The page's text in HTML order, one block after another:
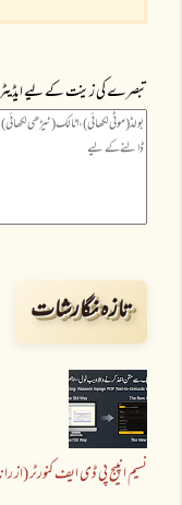
تبصرے کی زینت کے لیے ایڈیٹر
تازہ نگارشات
نسیم انپیج پی ڈی ایف کنورٹر